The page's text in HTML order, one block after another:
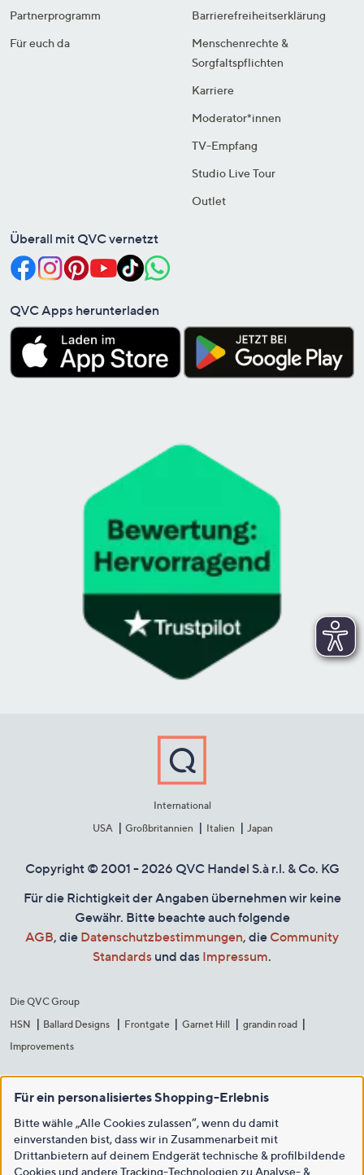
Partnerprogramm
Für euch da
Barrierefreiheitserklärung
Menschenrechte &
Sorgfaltspflichten
Karriere
Moderator*innen
TV-Empfang
Studio Live Tour
Outlet
Überall mit QVC vernetzt
QVC Apps herunterladen
International
USA
Großbritannien Italien Japan
Copyright © 2001 - 2026 QVC Handel S.à r.l. & Co. KG
Für die Richtigkeit der Angaben übernehmen wir keine
Gewähr. Bitte beachte auch folgende
AGB, die Datenschutzbestimmungen, die Community
Standards und das Impressum.
Die QVC Group
HSN
Ballard Designs Frontgate Garnet Hill
grandin road
Improvements
Für ein personalisiertes Shopping-Erlebnis
Bitte wähle „Alle Cookies zulassen“, wenn du damit
einverstanden bist, dass wir in Zusammenarbeit mit
Drittanbietern auf deinem Endgerät technische & profilbildende
Cookies und andere Tracking-Technologien zu Analyse- &